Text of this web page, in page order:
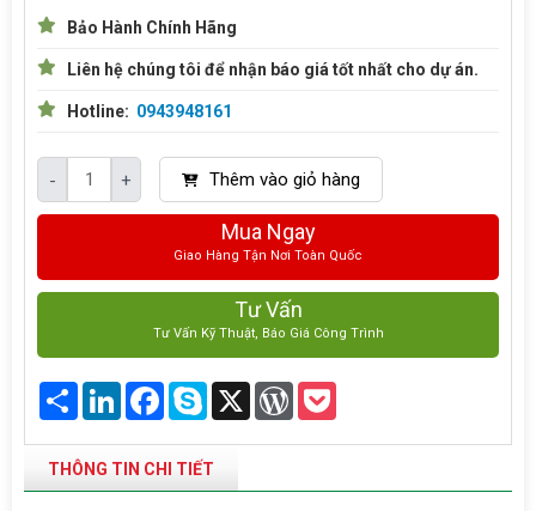
Bảo Hành Chính Hãng
Liên hệ chúng tôi để nhận báo giá tốt nhất cho dự án.
Hotline: 0943948161
- + Thêm vào giỏ hàng
Mua Ngay
Giao Hàng Tận Nơi Toàn Quốc
Tư Vấn
Tư Vấn Kỹ Thuật, Báo Giá Công Trình
Share LinkedInFacebook
Skype X WordPress
THÔNG TIN CHI TIẾT